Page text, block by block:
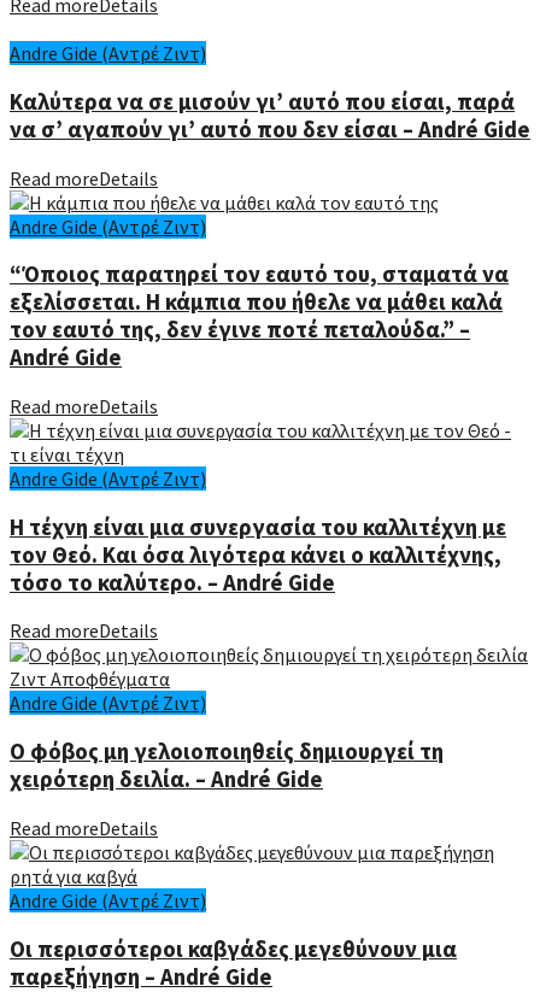
Read more Details
Andre Gide (Αντρέ Ζιντ)
Καλύτερα να σε μισούν γι’ αυτό που είσαι, παρά
να σ’ αγαπούν γι’ αυτό που δεν είσαι – André Gide
Read moreDetails
Andre Gide (Αντρέ Ζιντ)
“Όποιος παρατηρεί τον εαυτό του, σταματά να
εξελίσσεται. Η κάμπια που ήθελε να μάθει καλά
τον εαυτό της, δεν έγινε ποτέ πεταλούδα.” –
André Gide
Read moreDetails
Andre Gide (Αντρέ Ζιντ)
Η τέχνη είναι μια συνεργασία του καλλιτέχνη με
τον Θεό. Και όσα λιγότερα κάνει ο καλλιτέχνης,
τόσο το καλύτερο. – André Gide
Read moreDetails
Andre Gide (Αντρέ Ζιντ)
Ο φόβος μη γελοιοποιηθείς δημιουργεί τη
χειρότερη δειλία. – André Gide
Read moreDetails
Andre Gide (Αντρέ Ζιντ)
Οι περισσότεροι καβγάδες μεγεθύνουν μια
παρεξήγηση – André Gide